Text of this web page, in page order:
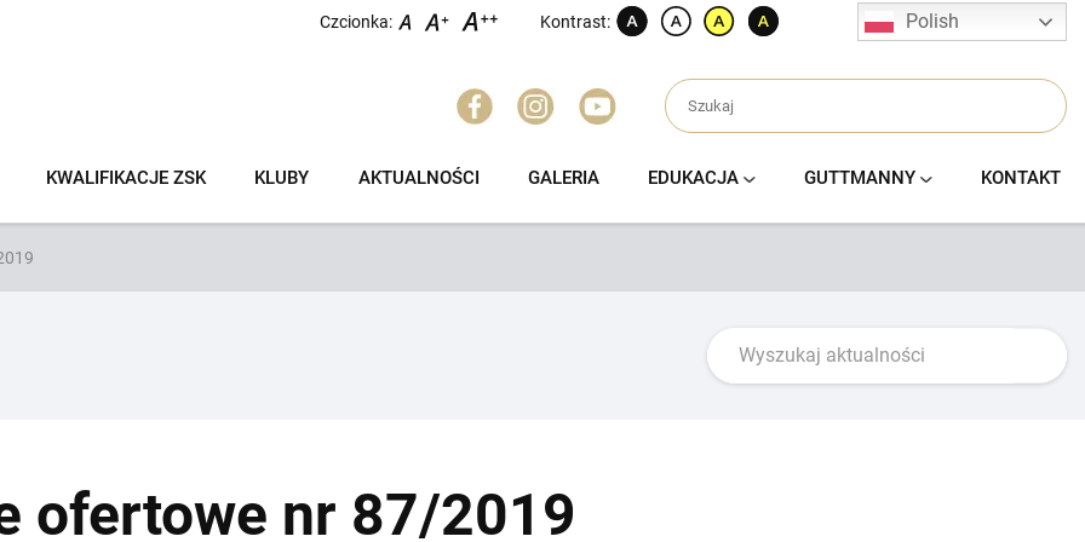
Czcionka: Kontrast: Polish
KWALIFIKACJE ZSK KLUBY AKTUALNOŚCI GALERIA EDUKACJA GUTTMANNY KONTAKT
ofertowe nr 87/2019